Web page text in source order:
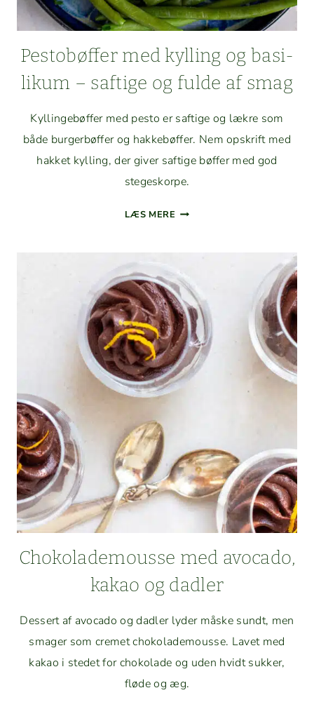
Pesto­bøf­fer med kylling og basi­
likum – saftige og fulde af smag
Kyllinge­bøf­fer med pesto er saftige og lækre som
både burg­er­bøf­fer og hakke­bøf­fer. Nem opskrift med
hakket kylling, der giv­er saftige bøf­fer med god
stegeskorpe.
LÆS MERE PESTO­
KYLLING
OG
BASI­
LIKUM
–
SAFTIGE
OG
Choko­lade­mousse med avo­ca­do,
kakao og dadler
Dessert af avo­ca­do og dadler lyder måske sundt, men
smager som cremet choko­lade­mousse. Lavet med
kakao i stedet for choko­lade og uden hvidt sukker,
fløde og æg.